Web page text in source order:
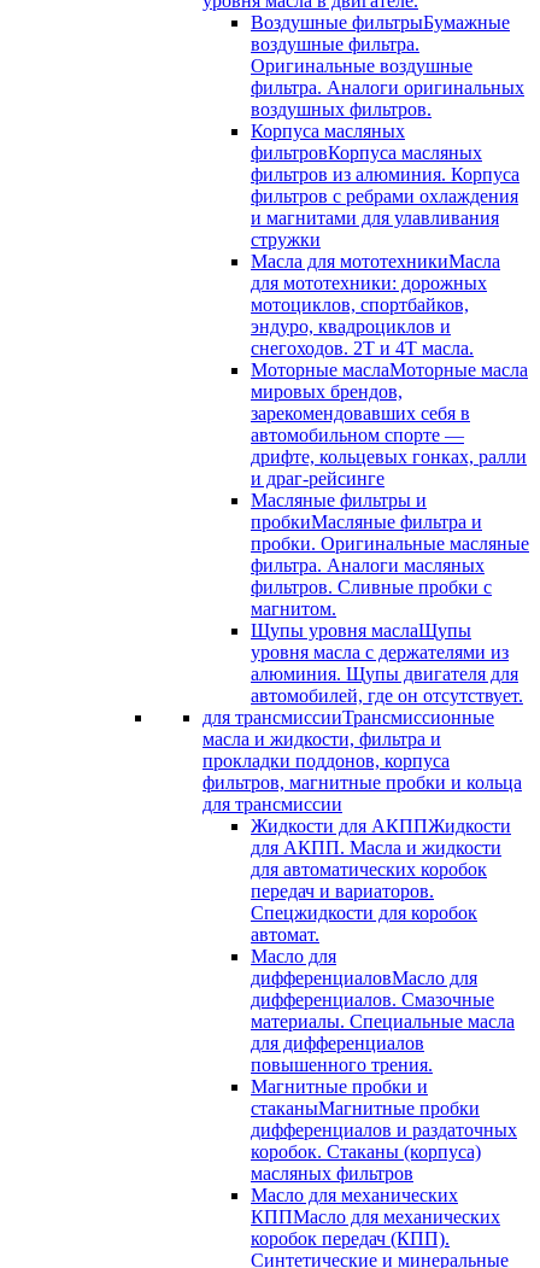
Воздушные фильтрыБумажные
воздушные фильтра.
Оригинальные воздушные
фильтра. Аналоги оригинальных
воздушных фильтров.
Корпуса масляных
фильтровКорпуса масляных
фильтров из алюминия. Корпуса
фильтров с ребрами охлаждения
и магнитами для улавливания
стружки
Масла для мототехникиМасла
для мототехники: дорожных
мотоциклов, спортбайков,
эндуро, квадроциклов и
снегоходов. 2T и 4T масла.
Моторные маслаМоторные масла
мировых брендов,
зарекомендовавших себя в
автомобильном спорте —
дрифте, кольцевых гонках, ралли
и драг-рейсинге
Масляные фильтры и
пробкиМасляные фильтра и
пробки. Оригинальные масляные
фильтра. Аналоги масляных
фильтров. Сливные пробки с
магнитом.
Щупы уровня маслаЩупы
уровня масла с держателями из
алюминия. Щупы двигателя для
автомобилей, где он отсутствует.
для трансмиссииТрансмиссионные
масла и жидкости, фильтра и
прокладки поддонов, корпуса
фильтров, магнитные пробки и кольца
для трансмиссии
Жидкости для АКППЖидкости
для АКПП. Масла и жидкости
для автоматических коробок
передач и вариаторов.
Спецжидкости для коробок
автомат.
Масло для
дифференциаловМасло для
дифференциалов. Смазочные
материалы. Специальные масла
для дифференциалов
повышенного трения.
Магнитные пробки и
стаканыМагнитные пробки
дифференциалов и раздаточных
коробок. Стаканы (корпуса)
масляных фильтров
Масло для механических
КППМасло для механических
коробок передач (КПП).
Синтетические и минеральные